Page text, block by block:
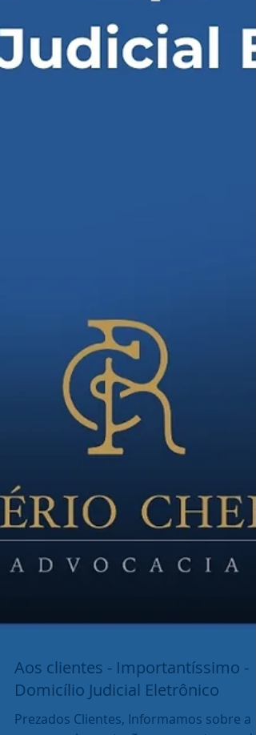
Aos clientes - Importantíssimo -
Domicílio Judicial Eletrônico